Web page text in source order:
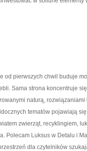
od pierwszych chwil buduje
Sama strona koncentruje
naturą, rozwiązaniami
tematów pojawiają
zwierząt, recyklingiem,
Polecam Luksus w Detalu i
dla czytelników